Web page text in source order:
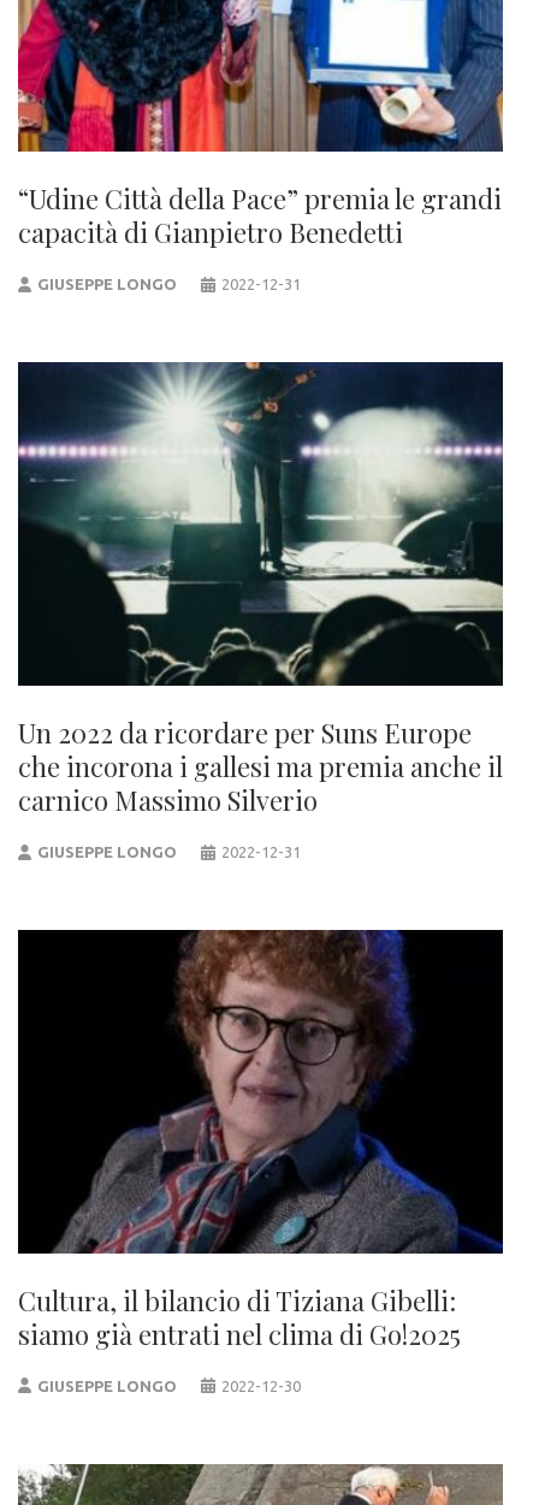
“Udine Città della Pace” premia le grandi
capacità di Gianpietro Benedetti
GIUSEPPE LONGO 2022-12-31
Un 2022 da ricordare per Suns Europe
che incorona i gallesi ma premia anche il
carnico Massimo Silverio
GIUSEPPE LONGO 2022-12-31
Cultura, il bilancio di Tiziana Gibelli:
siamo già entrati nel clima di Go!2025
GIUSEPPE LONGO 2022-12-30